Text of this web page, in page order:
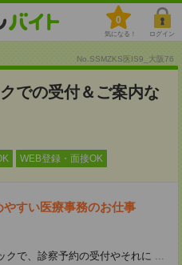
0
気になる！ ログイン
No.SSMZKS医IS9_大阪76
での受付＆ご案内な
WEB登録・面接OK
すい医療事務のお仕事
クで、診察予約の受付やそれに ...